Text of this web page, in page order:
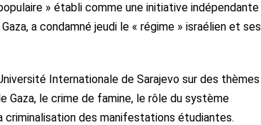
» établi comme une initiative indépendante
a condamné jeudi le « régime » israélien et ses
Internationale de Sarajevo sur des thèmes
le crime de famine, le rôle du système
criminalisation des manifestations étudiantes.